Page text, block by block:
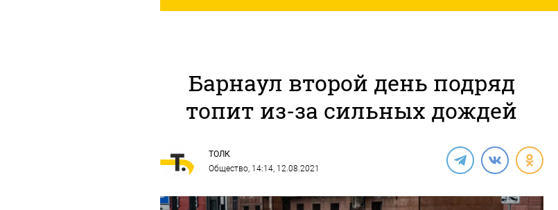
Барнаул второй день подряд
топит из-за сильных дождей
ТОЛК
Общество, 14:14, 12.08.2021